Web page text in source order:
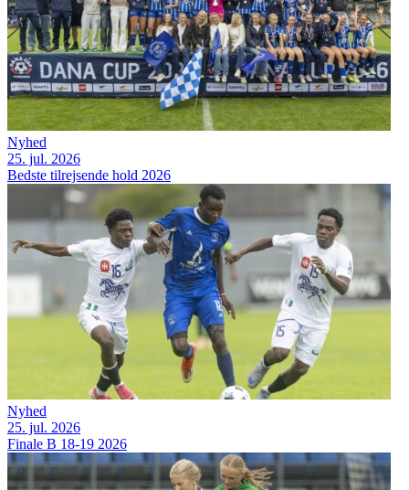
Nyhed
25. jul. 2026
Bedste tilrejsende hold 2026
Nyhed
25. jul. 2026
Finale B 18-19 2026